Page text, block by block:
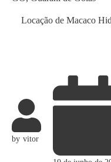
Locação de Macaco
by vitor